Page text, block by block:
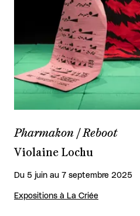
Pharmakon / Reboot
Violaine Lochu
Du 5 juin au 7 septembre 2025
Expositions à La Criée